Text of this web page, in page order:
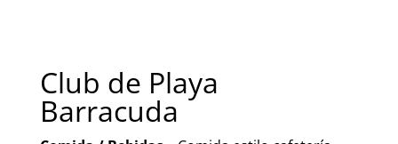
Club de Playa
Barracuda